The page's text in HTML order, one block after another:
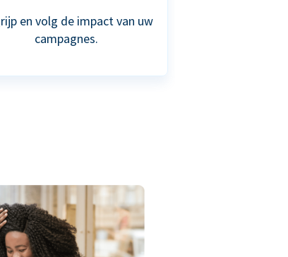
en volg de impact van uw
campagnes.